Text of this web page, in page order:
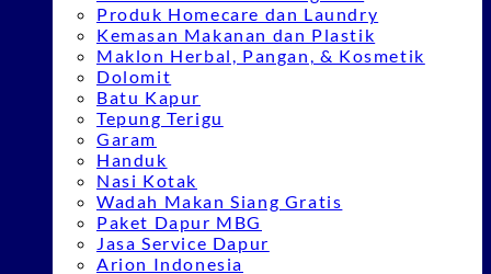
Produk Homecare dan Laundry
Kemasan Makanan dan Plastik
Maklon Herbal, Pangan, & Kosmetik
Dolomit
Batu Kapur
Tepung Terigu
Garam
Handuk
Nasi Kotak
Wadah Makan Siang Gratis
Paket Dapur MBG
Jasa Service Dapur
Arion Indonesia